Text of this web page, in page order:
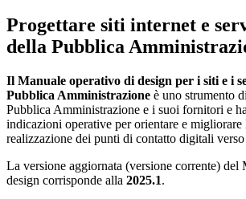
Progettare siti internet e
della Pubblica
Il Manuale operativo di design per i siti e i
Pubblica Amministrazione è uno strumento
Pubblica Amministrazione e i suoi fornitori e
indicazioni operative per orientare e migliorare
realizzazione dei punti di contatto digitali
La versione aggiornata (versione corrente) del
design corrisponde alla 2025.1.